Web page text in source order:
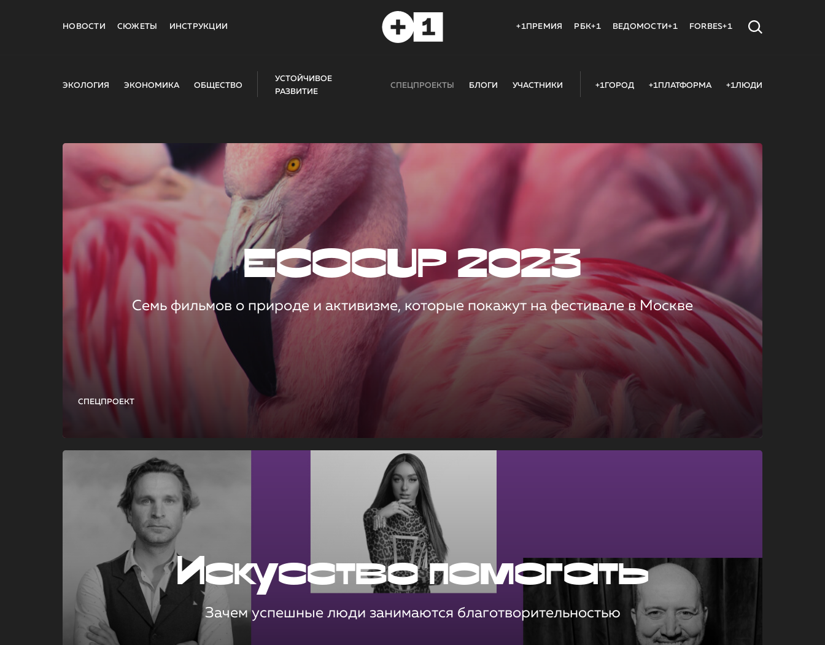
НОВОСТИ СЮЖЕТЫ ИНСТРУКЦИИ +1ПРЕМИЯ РБК+1 ВЕДОМОСТИ+1 FORBES+1
ЭКОЛОГИЯ ЭКОНОМИКА ОБЩЕСТВО
УСТОЙЧИВОЕ
РАЗВИТИЕ
СПЕЦПРОЕКТЫ БЛОГИ УЧАСТНИКИ +1ГОРОД +1ПЛАТФОРМА +1ЛЮДИ
СПЕЦПРОЕКТ
ECOCUP 2023
Семь фильмов о природе и активизме, которые покажут на фестивале в Москве
Искусство помогать
Зачем успешные люди занимаются благотворительностью